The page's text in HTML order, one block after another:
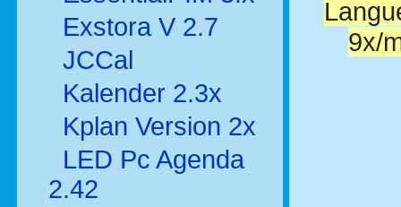
Exstora V 2.7
JCCal
Kalender 2.3x
Kplan Version 2x
LED Pc Agenda
2.42
9x/